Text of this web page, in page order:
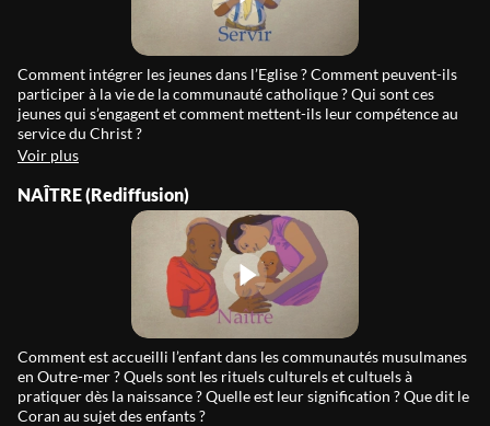
Comment intégrer les jeunes dans l’Eglise ? Comment peuvent-ils
participer à la vie de la communauté catholique ? Qui sont ces
jeunes qui s’engagent et comment mettent-ils leur compétence au
service du Christ ?
Voir plus
NAÎTRE (Rediffusion)
Comment est accueilli l’enfant dans les communautés musulmanes
en Outre-mer ? Quels sont les rituels culturels et cultuels à
pratiquer dès la naissance ? Quelle est leur signification ? Que dit le
Coran au sujet des enfants ?